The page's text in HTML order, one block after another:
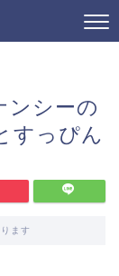
ンシーの
すっぴん
ます